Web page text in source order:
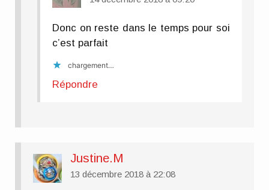
Donc on reste dans le temps pour soi
c’est parfait
chargement…
Répondre
Justine.M
13 décembre 2018 à 22:08